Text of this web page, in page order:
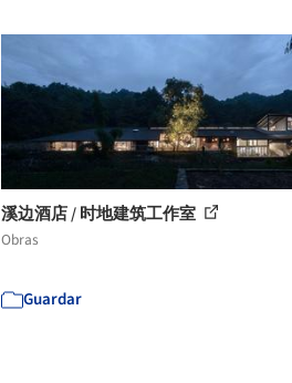
溪边酒店 / 时地建筑工作室
Obras
Guardar